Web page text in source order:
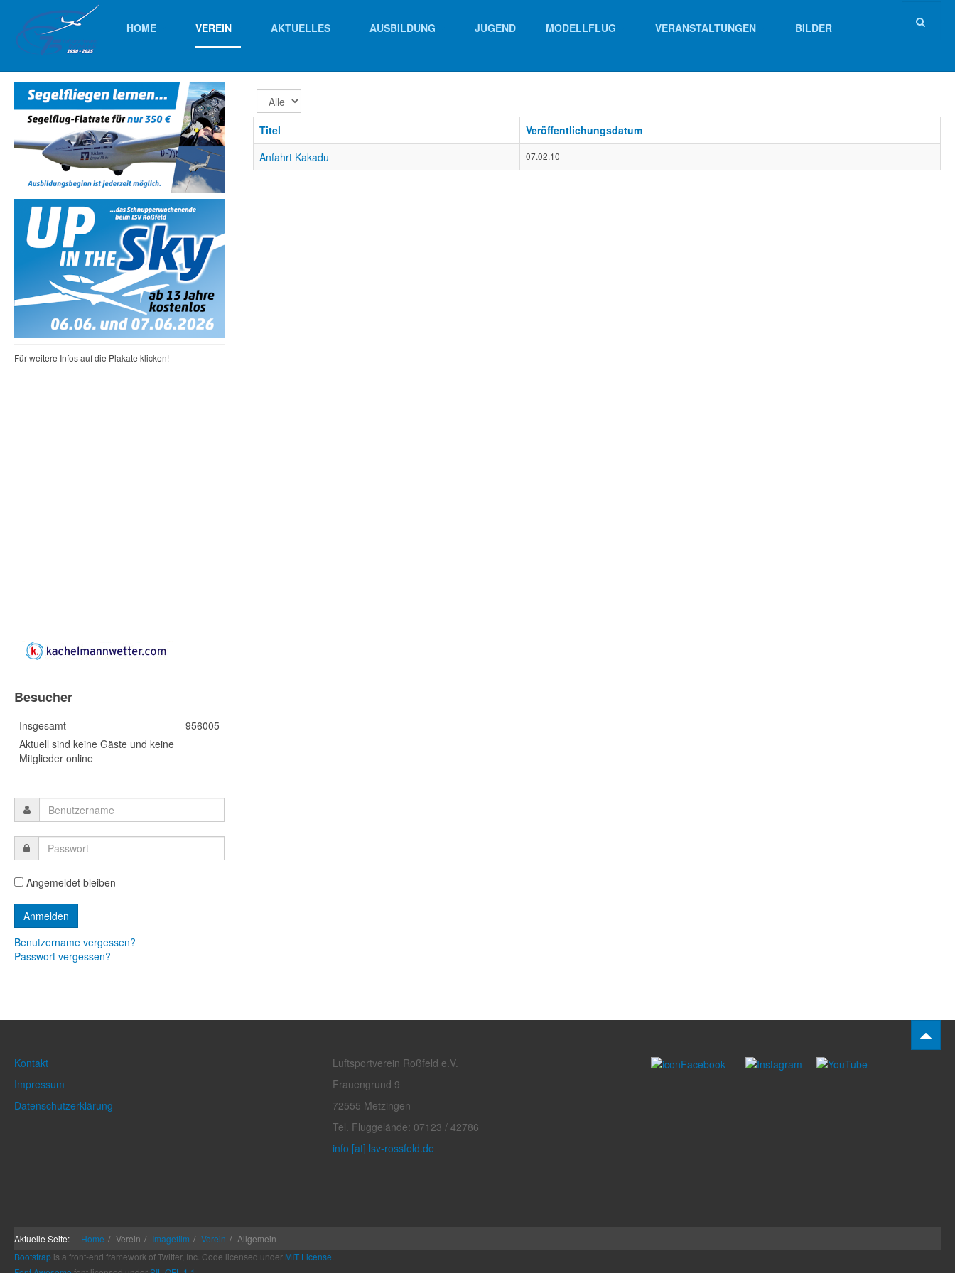
HOME VEREIN AKTUELLES AUSBILDUNG JUGEND MODELLFLUG VERANSTALTUNGEN BILDER
Anzeige
#
Titel
Veröffentlichungsdatum
Anfahrt Kakadu
07.02.10
Für weitere Infos auf die Plakate klicken!
Besucher
Insgesamt
956005
Aktuell sind keine Gäste und keine
Mitglieder online
Angemeldet bleiben
Benutzername vergessen?
Passwort vergessen?
Kontakt
Impressum
Datenschutzerklärung
Luftsportverein Roßfeld e.V.
Frauengrund 9
72555 Metzingen
Tel. Fluggelände: 07123 / 42786
info [at] lsv-rossfeld.de
Aktuelle Seite: Home Verein Imagefilm Verein
Allgemein
Bootstrap is a front-end framework of Twitter, Inc. Code licensed under MIT License.